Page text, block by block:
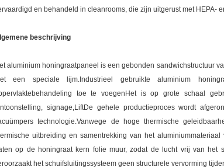
en behandeld in cleanrooms, die zijn uitgerust met HEPA-
beschrijving
aluminium honingraatpaneel is een gebonden sandwichstructuur
een speciale lijm.Industrieel gebruikte aluminium
toe te voegenHet is op grote schaal
signage,LiftDe gehele productieproces wordt
technologie.Vanwege de hoge thermische
uitbreiding en samentrekking van het
op de honingraat kern folie muur, zodat de lucht vrij van het
het schuifsluitingssysteem geen structurele vervorming